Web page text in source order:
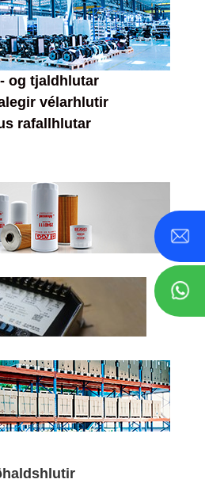
og tjaldhlutar
vélarhlutir
rafallhlutar